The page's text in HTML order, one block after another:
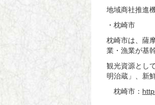
地域商社推進
・枕崎市
枕崎市は、薩
業・漁業が基
観光資源とし
明治蔵」、新
枕崎市：